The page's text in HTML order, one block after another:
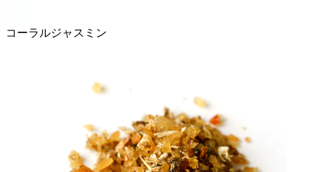
コーラルジャスミン